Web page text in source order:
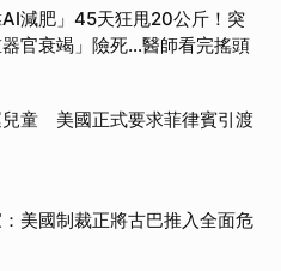
減肥」45天狂甩20公斤！突
官衰竭」險死...醫師看完搖頭
兒童 美國正式要求菲律賓引渡
美國制裁正將古巴推入全面危